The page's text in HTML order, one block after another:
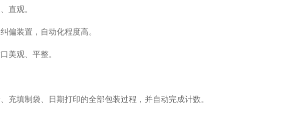
直观。
偏装置，自动化程度高。
美观、平整。
充填制袋、日期打印的全部包装过程，并自动完成计数。